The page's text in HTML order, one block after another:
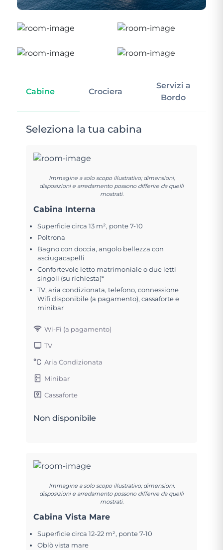
Cabine Crociera
Servizi a
Bordo
Seleziona la tua cabina
Immagine a solo scopo illustrativo; dimensioni,
disposizioni e arredamento possono differire da quelli
mostrati.
Cabina Interna
Superficie circa 13 m², ponte 7-10
Poltrona
Bagno con doccia, angolo bellezza con
asciugacapelli
Confortevole letto matrimoniale o due letti
singoli (su richiesta)*
TV, aria condizionata, telefono, connessione
Wifi disponibile (a pagamento), cassaforte e
minibar
Wi-Fi (a pagamento)
TV
Aria Condizionata
Minibar
Cassaforte
Non disponibile
Immagine a solo scopo illustrativo; dimensioni,
disposizioni e arredamento possono differire da quelli
mostrati.
Cabina Vista Mare
Superficie circa 12-22 m², ponte 7-10
Oblò vista mare